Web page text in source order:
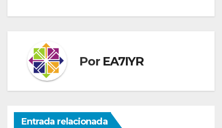
Por EA7IYR
Entrada relacionada